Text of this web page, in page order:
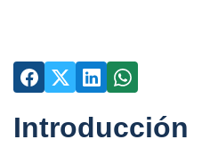
Introducción